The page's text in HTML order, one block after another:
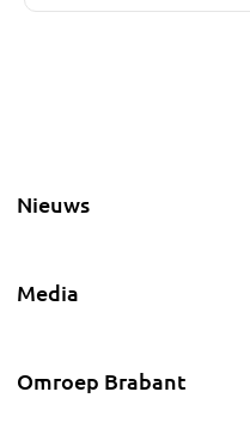
Nieuws
Media
Omroep Brabant